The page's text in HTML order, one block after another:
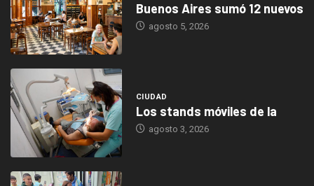
Buenos Aires sumó 12 nuevos
agosto 5, 2026
CIUDAD
Los stands móviles de la
agosto 3, 2026